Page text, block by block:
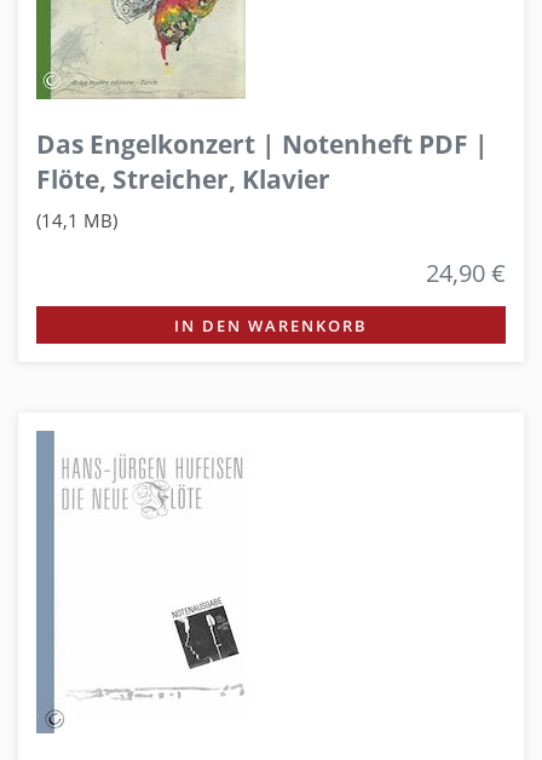
Das Engelkonzert | Notenheft PDF |
Flöte, Streicher, Klavier
(14,1 MB)
24,90 €
IN DEN WARENKORB